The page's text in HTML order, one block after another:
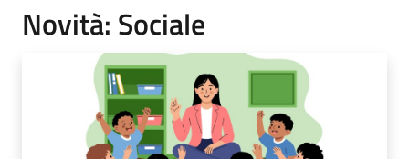
Novità: Sociale